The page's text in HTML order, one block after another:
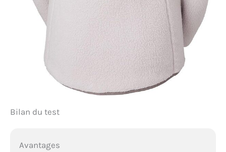
Bilan du test
Avantages